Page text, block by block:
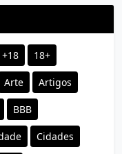
+18 18+
Arte Artigos
BBB
Cidades